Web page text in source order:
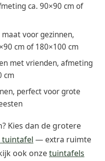
ca. 90×90 cm of
voor gezinnen,
cm of 180×100 cm
met vrienden, afmeting
cm
perfect voor grote
Kies dan de grotere
tuintafel — extra ruimte
ook onzetuintafels